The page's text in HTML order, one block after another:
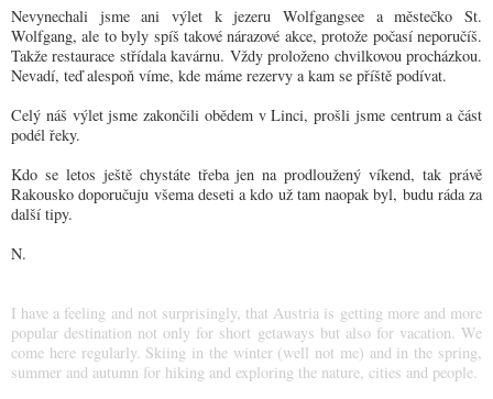
Nevynechali jsme ani výlet k jezeru Wolfgangsee a městečko St.
Wolfgang, ale to byly spíš takové nárazové akce, protože počasí neporučíš.
Takže restaurace střídala kavárnu. Vždy proloženo chvilkovou procházkou.
Nevadí, teď alespoň víme, kde máme rezervy a kam se příště podívat.
Celý náš výlet jsme zakončili obědem v Linci, prošli jsme centrum a část
podél řeky.
Kdo se letos ještě chystáte třeba jen na prodloužený víkend, tak právě
Rakousko doporučuju všema deseti a kdo už tam naopak byl, budu ráda za
další tipy.
N.
I have a feeling and not surprisingly, that Austria is getting more and more
popular destination not only for short getaways but also for vacation. We
come here regularly. Skiing in the winter (well not me) and in the spring,
summer and autumn for hiking and exploring the nature, cities and people.